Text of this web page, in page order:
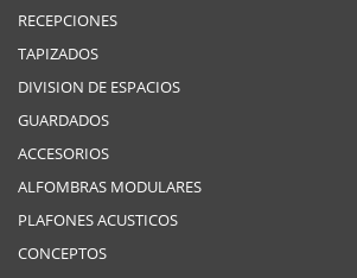
RECEPCIONES
TAPIZADOS
DIVISION DE ESPACIOS
GUARDADOS
ACCESORIOS
ALFOMBRAS MODULARES
PLAFONES ACUSTICOS
CONCEPTOS